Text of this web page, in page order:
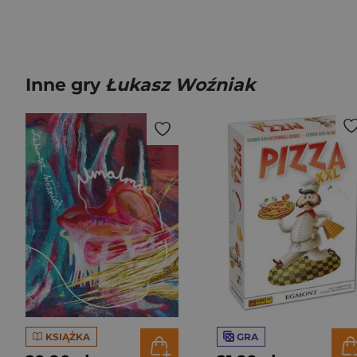
Inne gry Łukasz Woźniak
KSIĄŻKA GRA